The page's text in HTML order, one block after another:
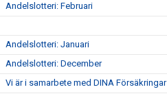
Andelslotteri: Februari
Andelslotteri: Januari
Andelslotteri: December
Vi är i samarbete med DINA Försäkringar